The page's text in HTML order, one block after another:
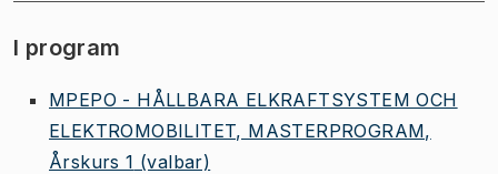
I program
MPEPO - HÅLLBARA ELKRAFTSYSTEM OCH
ELEKTROMOBILITET, MASTERPROGRAM,
Årskurs 1 (valbar)